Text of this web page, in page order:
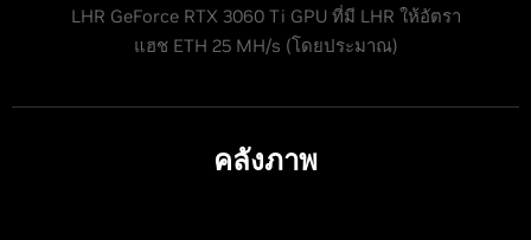
LHR GeForce RTX 3060 Ti GPU ที่มี LHR ให้อัตรา
แฮช ETH 25 MH/s (โดยประมาณ)
คลังภาพ